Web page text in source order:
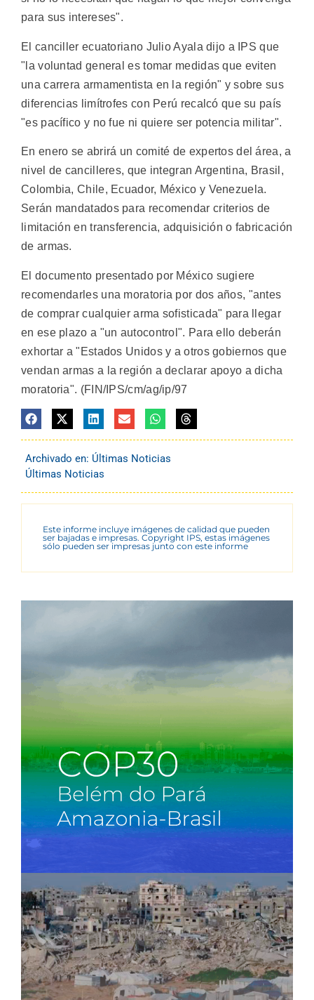
para sus intereses".
El canciller ecuatoriano Julio Ayala dijo a IPS que
"la voluntad general es tomar medidas que eviten
una carrera armamentista en la región" y sobre sus
diferencias limítrofes con Perú recalcó que su país
"es pacífico y no fue ni quiere ser potencia militar".
En enero se abrirá un comité de expertos del área, a
nivel de cancilleres, que integran Argentina, Brasil,
Colombia, Chile, Ecuador, México y Venezuela.
Serán mandatados para recomendar criterios de
limitación en transferencia, adquisición o fabricación
de armas.
El documento presentado por México sugiere
recomendarles una moratoria por dos años, "antes
de comprar cualquier arma sofisticada" para llegar
en ese plazo a "un autocontrol". Para ello deberán
exhortar a "Estados Unidos y a otros gobiernos que
vendan armas a la región a declarar apoyo a dicha
moratoria". (FIN/IPS/cm/ag/ip/97
Archivado en: Últimas Noticias
Últimas Noticias
Este informe incluye imágenes de calidad que pueden
ser bajadas e impresas. Copyright IPS, estas imágenes
sólo pueden ser impresas junto con este informe